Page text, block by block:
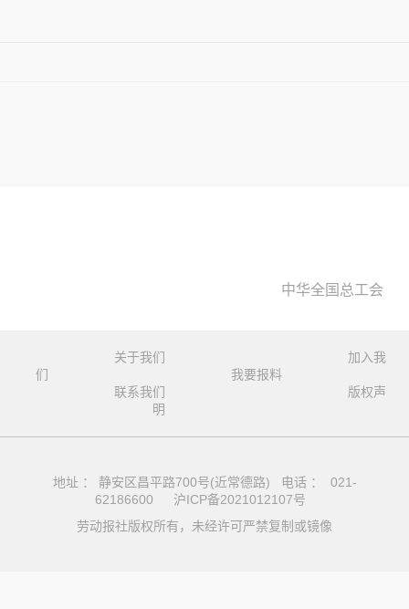
中华全国总工会
关于我们
加入我
们
我要报料
联系我们
版权声
明
地址 ： 静安区昌平路700号(近常德路) 电话 ： 021-
62186600
沪ICP备2021012107号
劳动报社版权所有，未经许可严禁复制或镜像